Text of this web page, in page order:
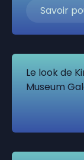
Savoir
Le look de
Museum